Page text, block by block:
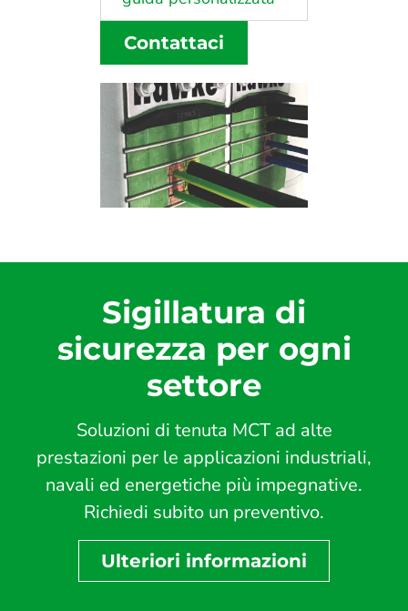
Contattaci
Sigillatura di
sicurezza per ogni
settore
Soluzioni di tenuta MCT ad alte
prestazioni per le applicazioni industriali,
navali ed energetiche più impegnative.
Richiedi subito un preventivo.
Ulteriori informazioni